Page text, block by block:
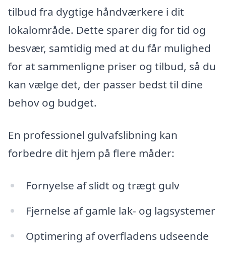
tilbud fra dygtige håndværkere i dit
lokalområde. Dette sparer dig for tid og
besvær, samtidig med at du får mulighed
for at sammenligne priser og tilbud, så du
kan vælge det, der passer bedst til dine
behov og budget.
En professionel gulvafslibning kan
forbedre dit hjem på flere måder:
Fornyelse af slidt og trægt gulv
Fjernelse af gamle lak- og lagsystemer
Optimering af overfladens udseende